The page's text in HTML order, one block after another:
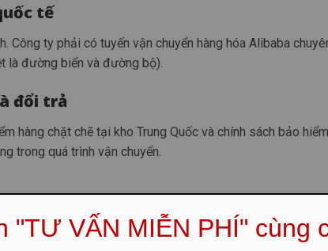
tế
ty phải có tuyến vận chuyển hàng hóa Alibaba
là đường biển và đường bộ).
đổi trả
hàng chặt chẽ tại kho Trung Quốc và chính sách bảo
trong quá trình vận chuyển.
"TƯ VẤN MIỄN PHÍ" cùng